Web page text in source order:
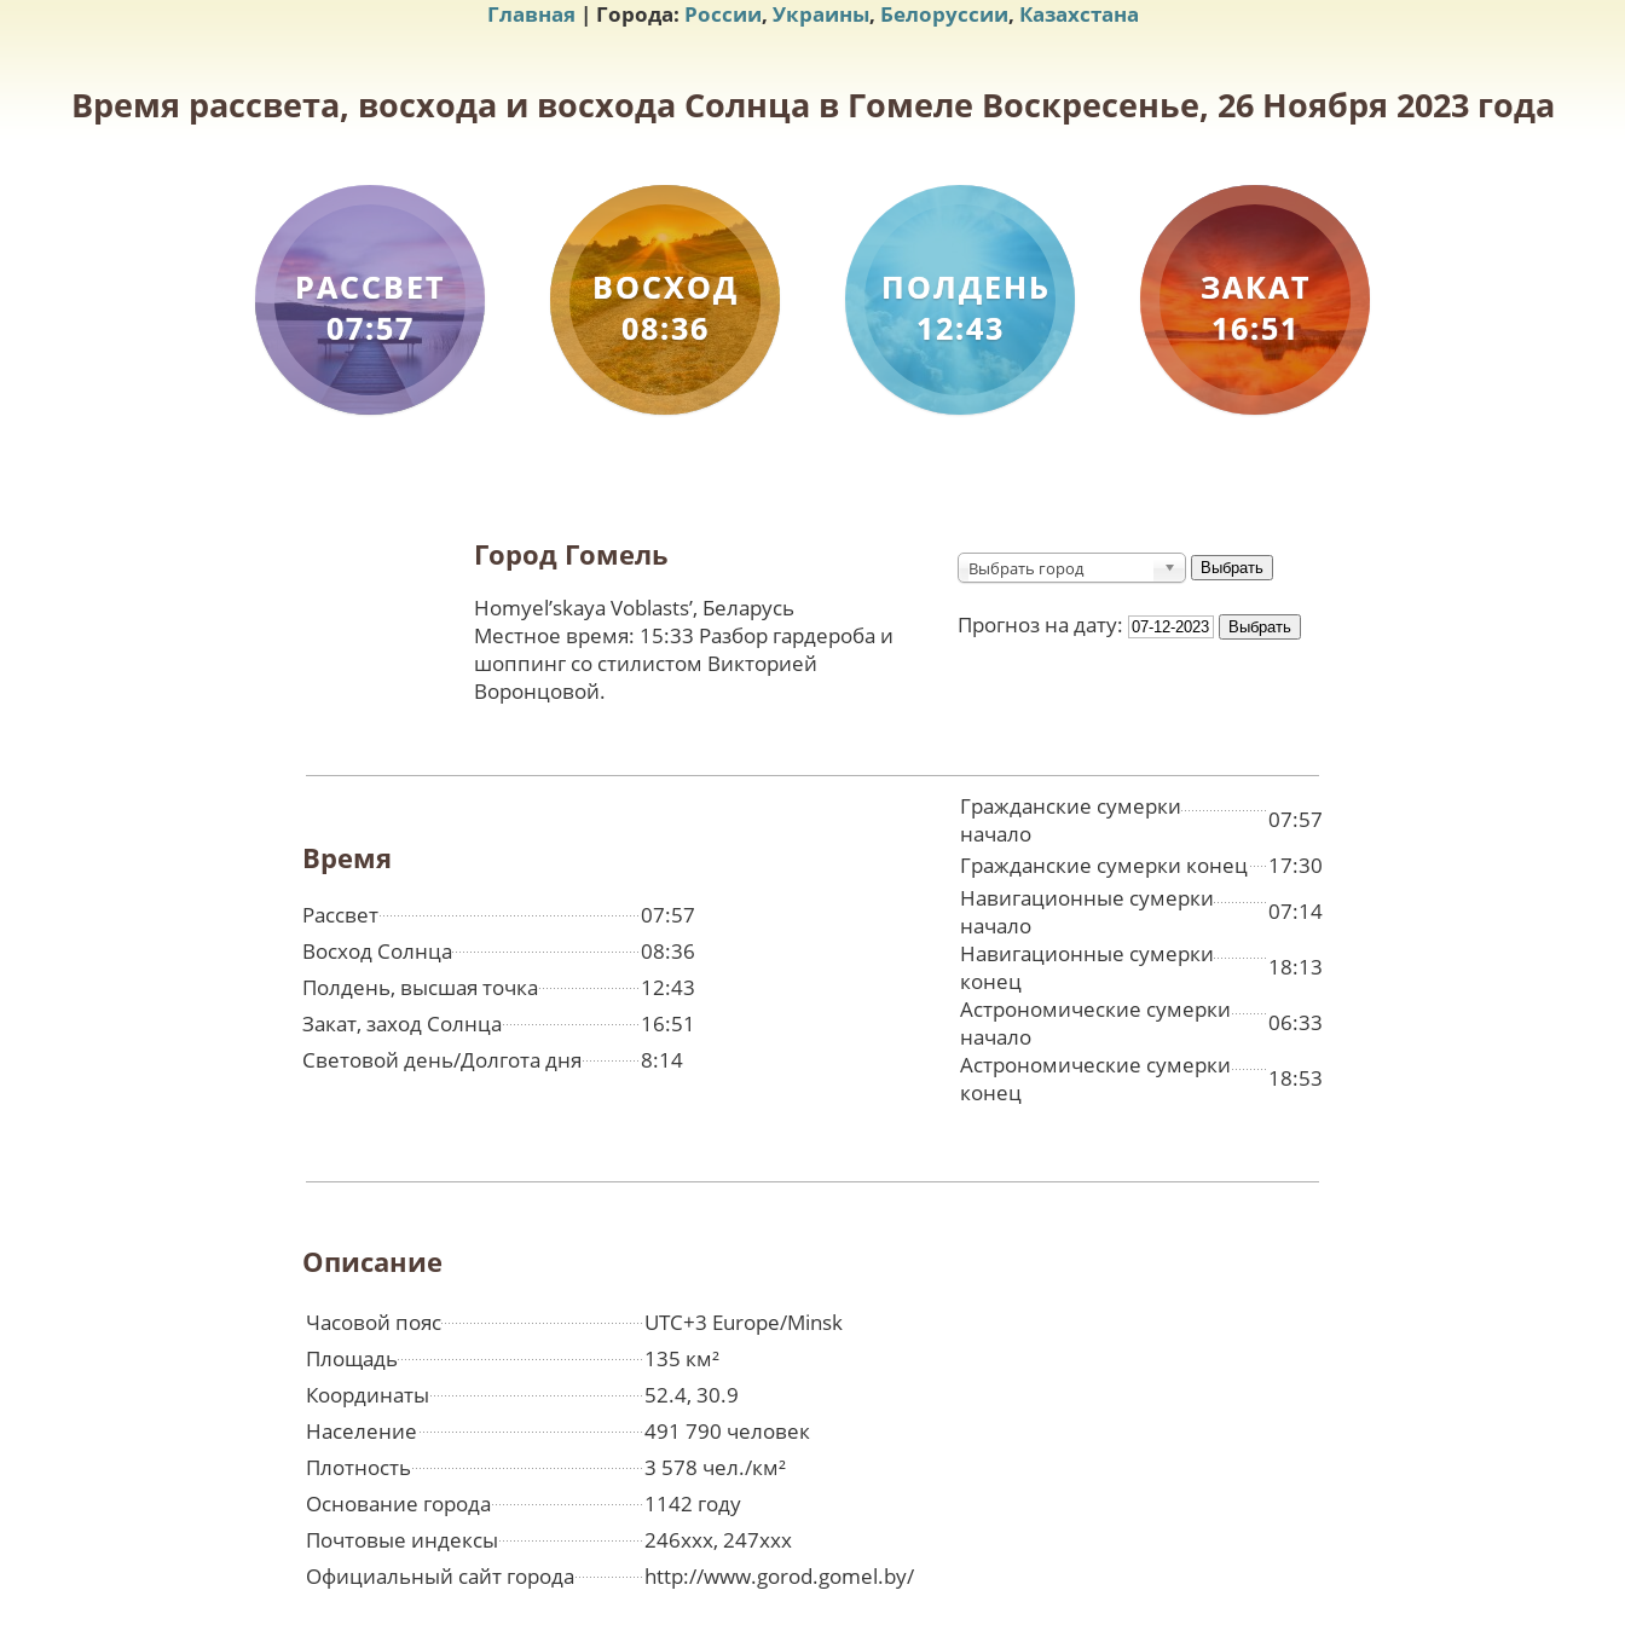
Главная | Города: России, Украины, Белоруссии, Казахстана
Время рассвета, восхода и восхода Солнца в Гомеле Воскресенье, 26 Ноября 2023 года
РАССВЕТ
07:57
ВОСХОД
08:36
ПОЛДЕНЬ
12:43
ЗАКАТ
16:51
Город Гомель
Homyelʼskaya Voblastsʼ, Беларусь
Местное время: 15:33 Разбор гардероба и
шоппинг со стилистом Викторией
Воронцовой.
Выбрать город
Прогноз на дату:
Время
Рассвет
07:57
Восход Солнца
08:36
Полдень, высшая точка
12:43
Закат, заход Солнца
16:51
Световой день/Долгота дня
8:14
Гражданские сумерки
начало
07:57
Гражданские сумерки конец
17:30
Навигационные сумерки
начало
07:14
Навигационные сумерки
конец
18:13
Астрономические сумерки
начало
06:33
Астрономические сумерки
конец
18:53
Описание
Часовой пояс
UTC+3 Europe/Minsk
Площадь
135 км²
Координаты
52.4, 30.9
Население
491 790 человек
Плотность
3 578 чел./км²
Основание города
1142 году
Почтовые индексы
246xxx, 247xxx
Официальный сайт города
http://www.gorod.gomel.by/